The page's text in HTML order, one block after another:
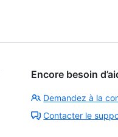
Encore besoin
Demandez à la
Contacter le